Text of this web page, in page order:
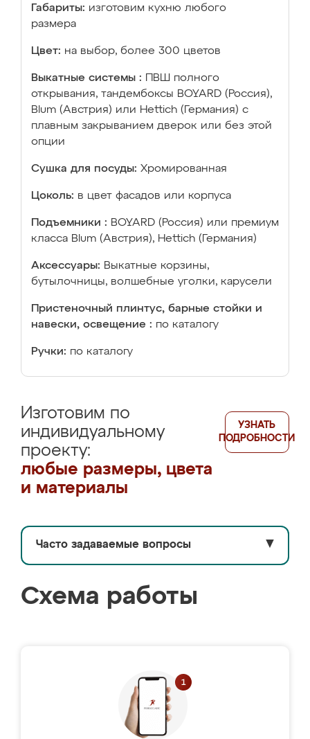
Габариты: изготовим кухню любого
размера
Цвет: на выбор, более 300 цветов
Выкатные системы :
ПВШ полного
открывания, тандембоксы BOYARD (Россия),
Blum (Австрия) или Hettich (Германия) с
плавным закрыванием дверок или без этой
опции
Сушка для посуды: Хромированная
Цоколь: в цвет фасадов или корпуса
Подъемники : BOYARD (Россия) или премиум
класса Blum (Австрия), Hettich (Германия)
Аксессуары: Выкатные корзины,
бутылочницы, волшебные уголки, карусели
Пристеночный плинтус, барные стойки и
навески, освещение : по каталогу
Ручки: по каталогу
Изготовим по
индивидуальному
проекту:
любые размеры, цвета
и материалы
УЗНАТЬ
ПОДРОБНОСТИ
Часто задаваемые вопросы ▼
Схема работы